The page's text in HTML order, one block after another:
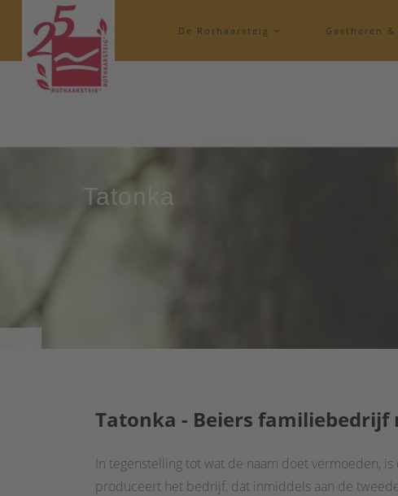
De Rothaarsteig Gastheren
Tatonka
Tatonka - Beiers
In tegenstelling tot wat de naam doet vermoeden,
produceert het bedrijf, dat inmiddels aan de